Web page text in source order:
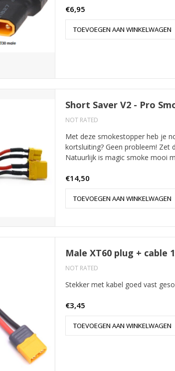
€6,95
TOEVOEGEN AAN WINKELWAGEN
Short Saver V2 - Pro
NOT RATED
Met deze smokestopper heb je
kortsluiting? Geen probleem! Zet
Natuurlijk is magic smoke mooi
€14,50
TOEVOEGEN AAN WINKELWAGEN
Male XT60 plug + cable
NOT RATED
Stekker met kabel goed vast
€3,45
TOEVOEGEN AAN WINKELWAGEN